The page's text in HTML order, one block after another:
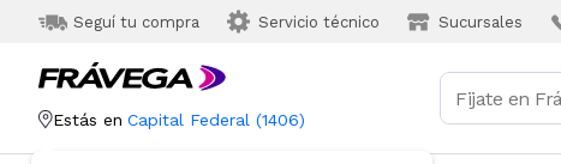
Seguí tu compra Servicio técnico Sucursales
Estás en Capital Federal (1406)